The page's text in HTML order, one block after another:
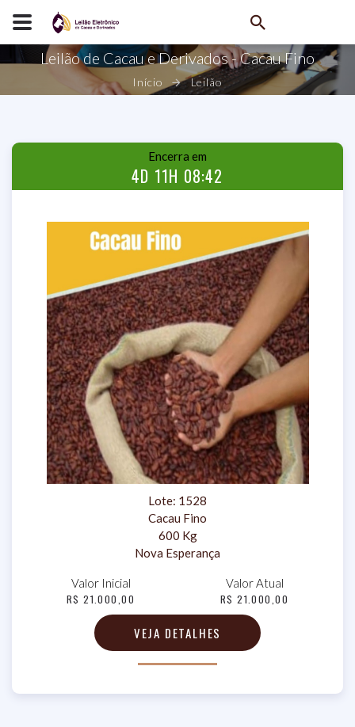
Leilão de Cacau e Derivados - Cacau Fino
Início Leilão
Encerra em
4D 11H 08:41
Lote: 1528
Cacau Fino
600 Kg
Nova Esperança
Valor Inicial
R$ 21.000,00
Valor Atual
R$ 21.000,00
VEJA DETALHES